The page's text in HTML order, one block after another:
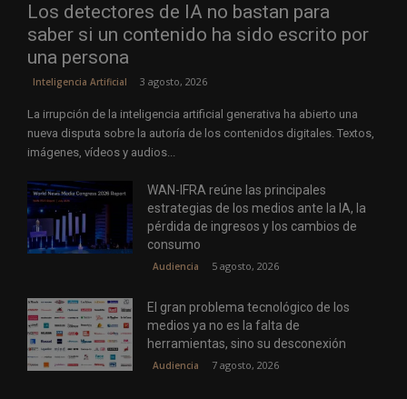
Los detectores de IA no bastan para
saber si un contenido ha sido escrito por
una persona
Inteligencia Artificial 3 agosto, 2026
La irrupción de la inteligencia artificial generativa ha abierto una
nueva disputa sobre la autoría de los contenidos digitales. Textos,
imágenes, vídeos y audios...
WAN-IFRA reúne las principales
estrategias de los medios ante la IA, la
pérdida de ingresos y los cambios de
consumo
Audiencia 5 agosto, 2026
El gran problema tecnológico de los
medios ya no es la falta de
herramientas, sino su desconexión
Audiencia 7 agosto, 2026